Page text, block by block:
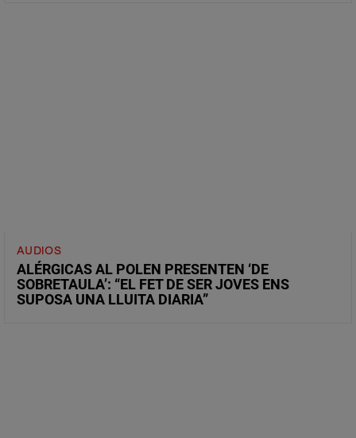
AUDIOS
ALÉRGICAS AL POLEN PRESENTEN ‘DE
SOBRETAULA’: “EL FET DE SER JOVES ENS
SUPOSA UNA LLUITA DIARIA”